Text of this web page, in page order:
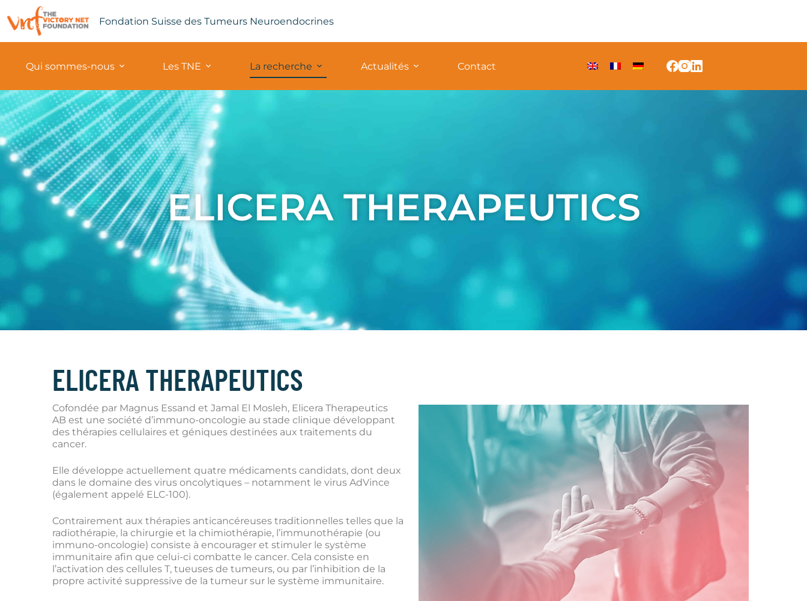
Fondation Suisse des Tumeurs Neuroendocrines
Qui sommes-nous Les TNE La recherche Actualités Contact
ELICERA THERAPEUTICS
ELICERA THERAPEUTICS
Cofondée par Magnus Essand et Jamal El Mosleh, Elicera Therapeutics
AB est une société d’immuno-oncologie au stade clinique développant
des thérapies cellulaires et géniques destinées aux traitements du
cancer.
Elle développe actuellement quatre médicaments candidats, dont deux
dans le domaine des virus oncolytiques – notamment le virus AdVince
(également appelé ELC-100).
Contrairement aux thérapies anticancéreuses traditionnelles telles que la
radiothérapie, la chirurgie et la chimiothérapie, l’immunothérapie (ou
immuno-oncologie) consiste à encourager et stimuler le système
immunitaire afin que celui-ci combatte le cancer. Cela consiste en
l’activation des cellules T, tueuses de tumeurs, ou par l’inhibition de la
propre activité suppressive de la tumeur sur le système immunitaire.